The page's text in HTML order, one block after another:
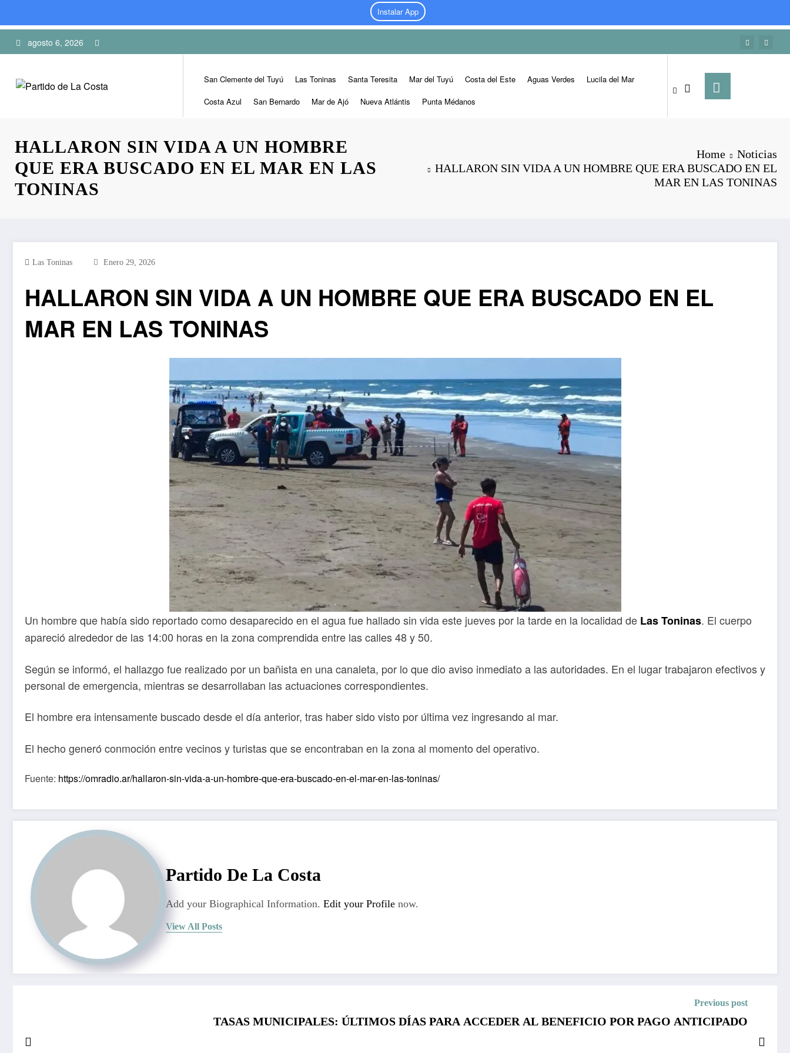
Instalar App
to
agosto 6, 2026
San Clemente del Tuyú Las Toninas Santa Teresita Mar del Tuyú Costa del Este Aguas Verdes
Lucila del Mar
Costa Azul
San Bernardo Mar de Ajó Nueva Atlántis Punta Médanos
HALLARON SIN VIDA A UN HOMBRE
QUE ERA BUSCADO EN EL MAR EN LAS
TONINAS
Home
Noticias
HALLARON SIN VIDA A UN HOMBRE QUE ERA BUSCADO EN EL
MAR EN LAS TONINAS
Las Toninas Enero 29, 2026
HALLARON SIN VIDA A UN HOMBRE QUE ERA BUSCADO EN EL
MAR EN LAS TONINAS
Un hombre que había sido reportado como desaparecido en el agua fue hallado sin vida este jueves por la tarde en la localidad de Las Toninas. El cuerpo
apareció alrededor de las 14:00 horas en la zona comprendida entre las calles 48 y 50.
Según se informó, el hallazgo fue realizado por un bañista en una canaleta, por lo que dio aviso inmediato a las autoridades. En el lugar trabajaron efectivos y
personal de emergencia, mientras se desarrollaban las actuaciones correspondientes.
El hombre era intensamente buscado desde el día anterior, tras haber sido visto por última vez ingresando al mar.
El hecho generó conmoción entre vecinos y turistas que se encontraban en la zona al momento del operativo.
Fuente: https://omradio.ar/hallaron-sin-vida-a-un-hombre-que-era-buscado-en-el-mar-en-las-toninas/
Partido De La Costa
Add your Biographical Information. Edit your Profile now.
View All Posts
Previous post
TASAS MUNICIPALES: ÚLTIMOS DÍAS PARA ACCEDER AL BENEFICIO POR PAGO ANTICIPADO